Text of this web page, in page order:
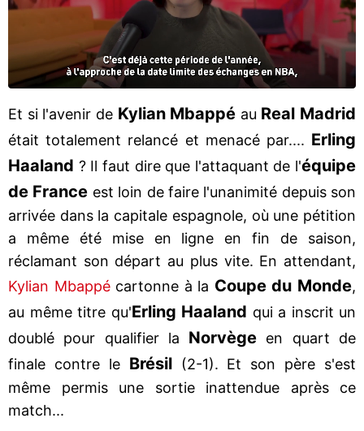
Et si l'avenir de Kylian Mbappé au Real Madrid
était totalement relancé et menacé par.... Erling
Haaland ? Il faut dire que l'attaquant de l'équipe
de France est loin de faire l'unanimité depuis son
arrivée dans la capitale espagnole, où une pétition
a même été mise en ligne en fin de saison,
réclamant son départ au plus vite. En attendant,
Kylian Mbappé cartonne à la Coupe du Monde,
au même titre qu'Erling Haaland qui a inscrit un
doublé pour qualifier la Norvège en quart de
finale contre le Brésil(2-1). Et son père s'est
même permis une sortie inattendue après ce
match...